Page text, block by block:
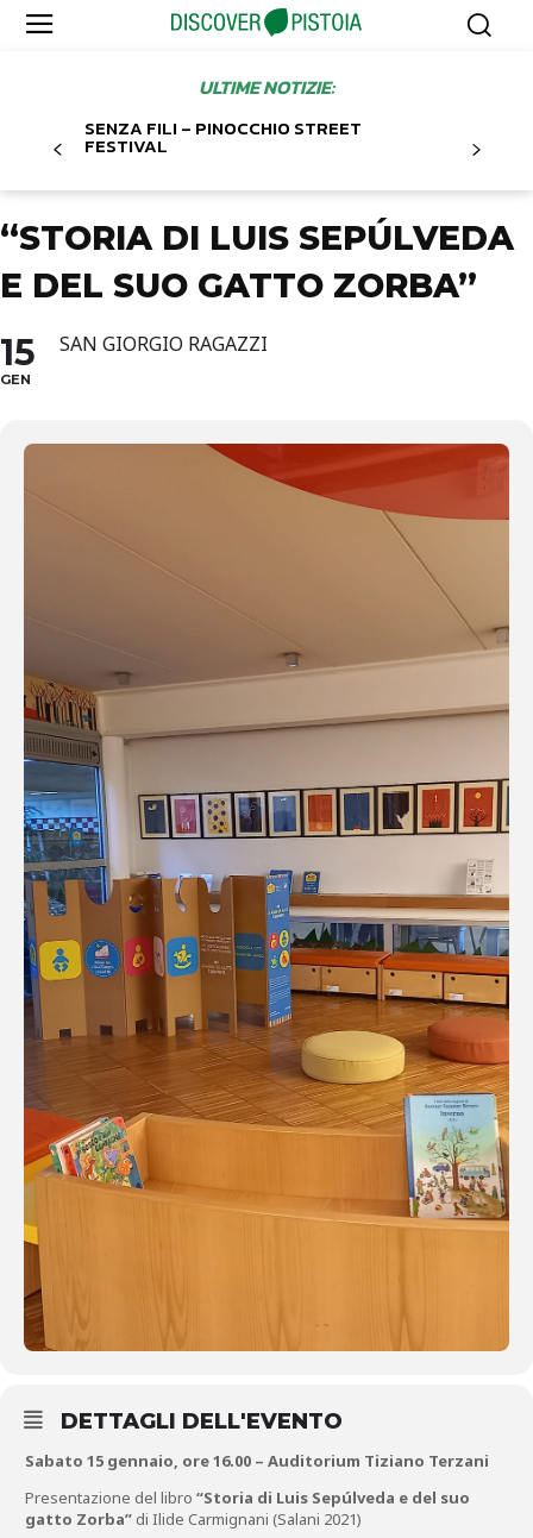
ULTIME NOTIZIE:
SENZA FILI – PINOCCHIO STREET
FESTIVAL
“STORIA DI LUIS SEPÚLVEDA
E DEL SUO GATTO ZORBA”
15
GEN
SAN GIORGIO RAGAZZI
DETTAGLI DELL'EVENTO
Sabato 15 gennaio, ore 16.00 – Auditorium Tiziano Terzani
Presentazione del libro “Storia di Luis Sepúlveda e del suo
gatto Zorba” di Ilide Carmignani (Salani 2021)